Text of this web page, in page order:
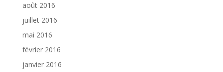
août 2016
juillet 2016
mai 2016
février 2016
janvier 2016